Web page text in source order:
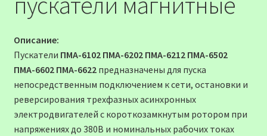
Карта сайту
Описание:
Пускатели ПМА-6102 ПМА-6202 ПМА-6212 ПМА-6502
ПМА-6602 ПМА-6622предназначены для пуска
непосредственным подключением к сети, остановки и
реверсирования трехфазных асинхронных
электродвигателей с короткозамкнутым ротором при
напряжениях до 380В и номинальных рабочих токах